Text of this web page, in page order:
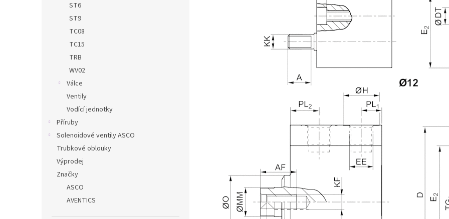
ST6
ST9
TC08
TC15
TRB
WV02
Válce
Ventily
Vodící jednotky
Příruby
Solenoidové ventily ASCO
Trubkové oblouky
Výprodej
Značky
ASCO
AVENTICS